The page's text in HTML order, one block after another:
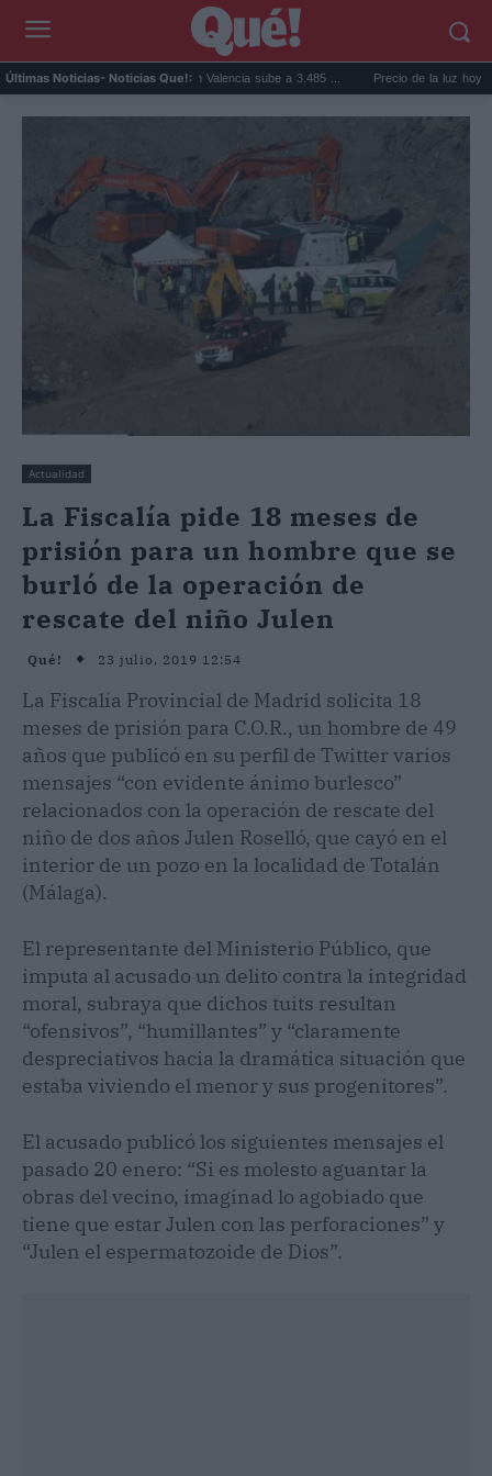
Últimas Noticias- Noticias Que!:
El precio de la vivienda en Valencia sube a 3.485 ... Precio de la luz hoy, jueves
Actualidad
La Fiscalía pide 18 meses de
prisión para un hombre que se
burló de la operación de
rescate del niño Julen
Qué! 23 julio, 2019 12:54
La Fiscalía Provincial de Madrid solicita 18
meses de prisión para C.O.R., un hombre de 49
años que publicó en su perfil de Twitter varios
mensajes “con evidente ánimo burlesco”
relacionados con la operación de rescate del
niño de dos años Julen Roselló, que cayó en el
interior de un pozo en la localidad de Totalán
(Málaga).
El representante del Ministerio Público, que
imputa al acusado un delito contra la integridad
moral, subraya que dichos tuits resultan
“ofensivos”, “humillantes” y “claramente
despreciativos hacia la dramática situación que
estaba viviendo el menor y sus progenitores”.
El acusado publicó los siguientes mensajes el
pasado 20 enero: “Si es molesto aguantar la
obras del vecino, imaginad lo agobiado que
tiene que estar Julen con las perforaciones” y
“Julen el espermatozoide de Dios”.